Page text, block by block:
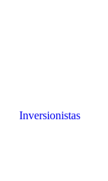
Inversionistas